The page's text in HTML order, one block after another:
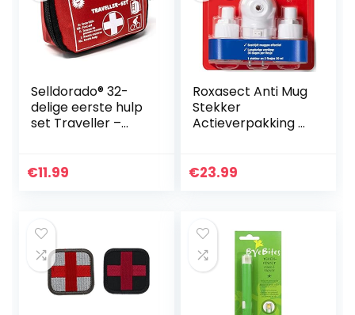
Selldorado® 32-
delige eerste hulp
set Traveller –
outdoor, fiets
€11.99
Roxasect Anti Mug
Stekker
Actieverpakking 2
€23.99